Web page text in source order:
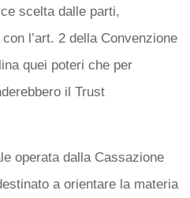
scelta dalle parti,
l’art. 2 della Convenzione
quei poteri che per
il Trust
operata dalla Cassazione
a orientare la materia